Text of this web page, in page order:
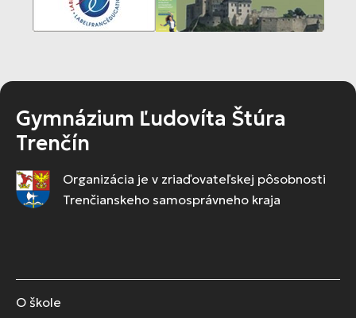
Gymnázium Ľudovíta Štúra
Trenčín
Organizácia je v zriaďovateľskej pôsobnosti
Trenčianskeho samosprávneho kraja
O škole